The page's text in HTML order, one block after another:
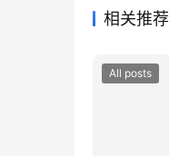
相关推荐
All posts